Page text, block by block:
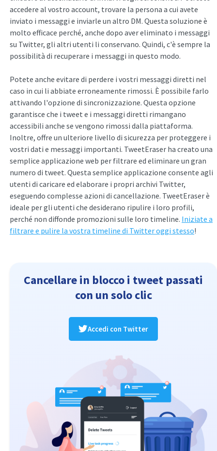
accedere al vostro account, trovare la persona a cui avete
inviato i messaggi e inviarle un altro DM. Questa soluzione è
molto efficace perché, anche dopo aver eliminato i messaggi
su Twitter, gli altri utenti li conservano. Quindi, c'è sempre la
possibilità di recuperare i messaggi in questo modo.
Potete anche evitare di perdere i vostri messaggi diretti nel
caso in cui li abbiate erroneamente rimossi. È possibile farlo
attivando l'opzione di sincronizzazione. Questa opzione
garantisce che i tweet e i messaggi diretti rimangano
accessibili anche se vengono rimossi dalla piattaforma.
Inoltre, offre un ulteriore livello di sicurezza per proteggere i
vostri dati e messaggi importanti. TweetEraser ha creato una
semplice applicazione web per filtrare ed eliminare un gran
numero di tweet. Questa semplice applicazione consente agli
utenti di caricare ed elaborare i propri archivi Twitter,
eseguendo complesse azioni di cancellazione. TweetEraser è
ideale per gli utenti che desiderano ripulire i loro profili,
perché non diffonde promozioni sulle loro timeline. Iniziate a
filtrare e pulire la vostra timeline di Twitter oggi stesso!
Cancellare in blocco i tweet passati
con un solo clic
Accedi con Twitter